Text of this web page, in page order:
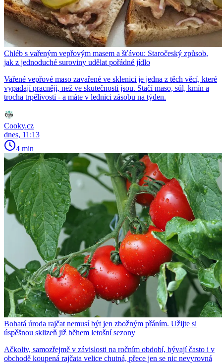
Chléb s vařeným vepřovým masem a šťávou: Staročeský způsob,
jak z jednoduché suroviny udělat pořádné jídlo
Vařené vepřové maso zavařené ve sklenici je jedna z těch věcí, které
vypadají pracněji, než ve skutečnosti jsou. Stačí maso, sůl, kmín a
trocha trpělivosti - a máte v lednici zásobu na týden.
Cooky.cz
dnes, 11:13
4 min
Bohatá úroda rajčat nemusí být jen zbožným přáním. Užijte si
úspěšnou sklizeň již během letošní sezony
Ačkoliv, samozřejmě v závislosti na ročním období, bývají často i v
obchodě koupená rajčata velice chutná, přece jen se nic nevyrovná